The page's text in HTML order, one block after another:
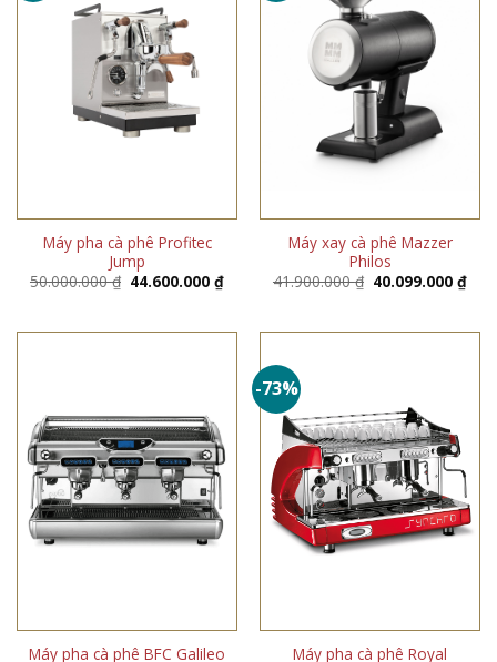
Máy pha cà phê Profitec
Jump
50.000.000₫ Giá
44.600.000₫Giá
44.600.000 ₫.
Máy xay cà phê Mazzer
Philos
41.900.000₫ Giá
40.099.000₫Giá
Máy pha cà phê BFC Galileo
-73%
Máy pha cà phê Royal